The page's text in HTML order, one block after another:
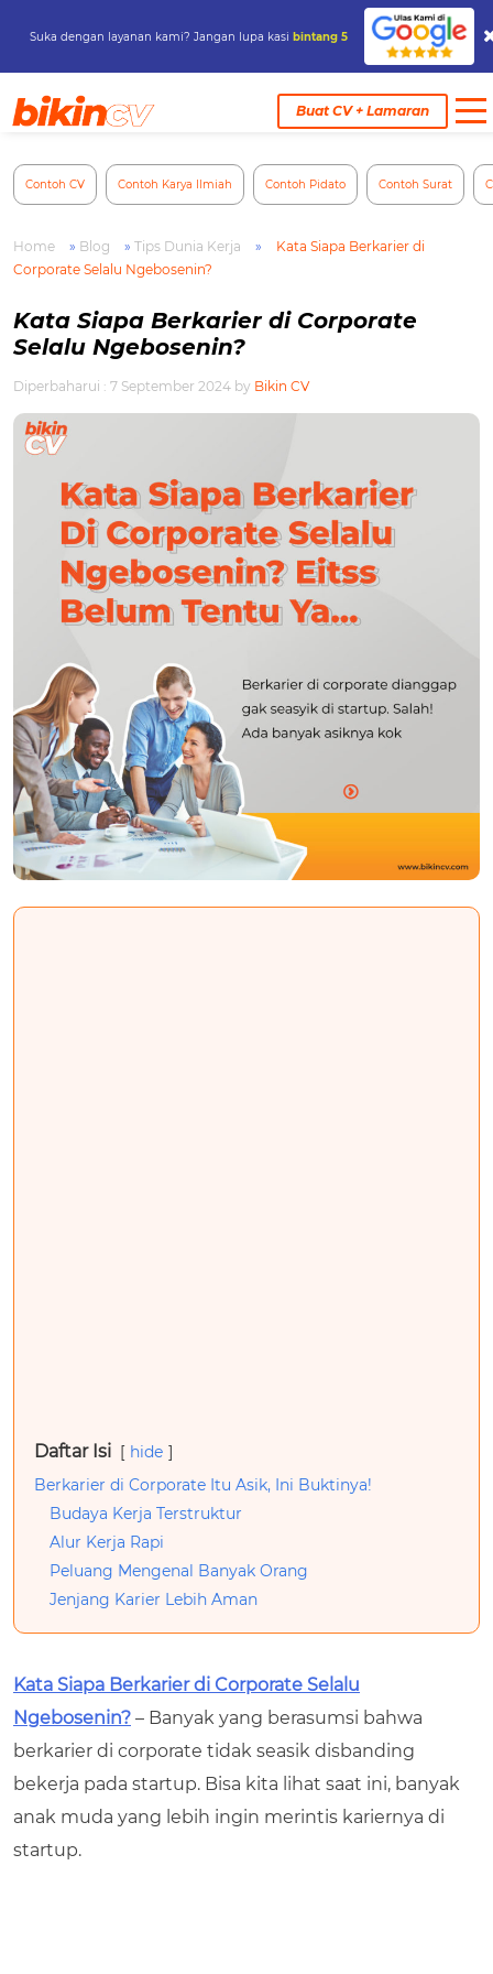
Suka dengan layanan kami? Jangan lupa kasi bintang 5
Buat CV + Lamaran
content
Contoh CV Contoh Karya Ilmiah Contoh Pidato Contoh Surat
Home » Blog » Tips Dunia Kerja »
Kata Siapa Berkarier di
Corporate Selalu Ngebosenin?
Kata Siapa Berkarier di Corporate
Selalu Ngebosenin?
Diperbaharui : 7 September 2024 by Bikin CV
Daftar Isi
hide
Berkarier di Corporate Itu Asik, Ini Buktinya!
Budaya Kerja Terstruktur
Alur Kerja Rapi
Peluang Mengenal Banyak Orang
Jenjang Karier Lebih Aman
Kata Siapa Berkarier di Corporate Selalu
Ngebosenin? – Banyak yang berasumsi bahwa
berkarier di corporate tidak seasik disbanding
bekerja pada startup. Bisa kita lihat saat ini, banyak
anak muda yang lebih ingin merintis kariernya di
startup.